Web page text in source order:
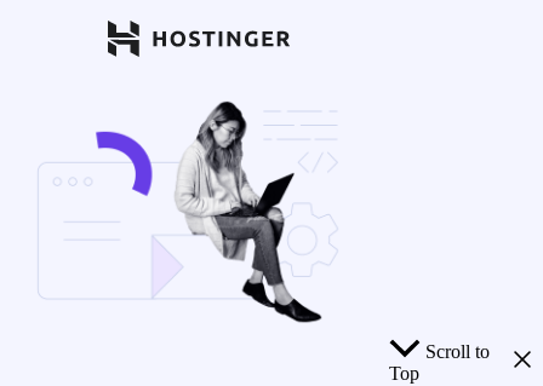
Scroll to
Top